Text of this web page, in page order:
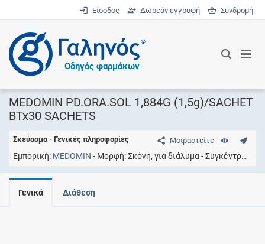
Είσοδος Δωρεάν εγγραφή Συνδρομή
®
Οδηγός φαρμάκων
MEDOMIN PD.ORA.SOL 1,884G (1,5g)/SACHET
BTx30 SACHETS
Μοιραστείτε
Σκεύασμα - Γενικές πληροφορίες
Εμπορική MEDOMIN Μορφή Σκόνη, για διάλυμα Συγκέντρωση
Γενικά Διάθεση